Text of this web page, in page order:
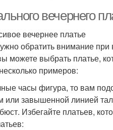
вечернего
вечернее платье
обратить внимание
можете выбрать платье,
примеров:
часы фигура, то вам
или завышенной линией
Избегайте платьев,